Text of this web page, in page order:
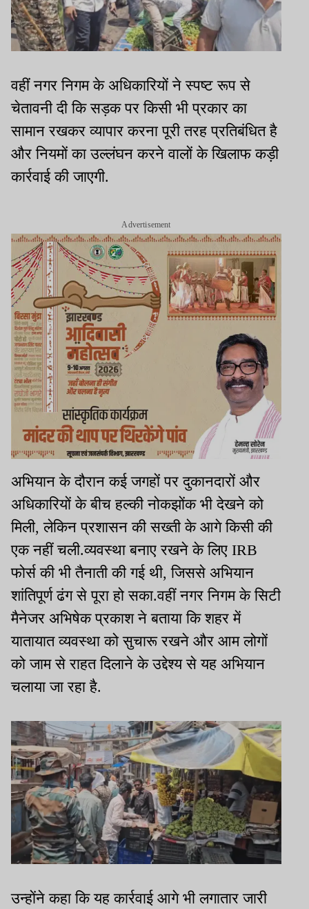
वहीं नगर निगम के अधिकारियों ने स्पष्ट रूप से
चेतावनी दी कि सड़क पर किसी भी प्रकार का
सामान रखकर व्यापार करना पूरी तरह प्रतिबंधित है
और नियमों का उल्लंघन करने वालों के खिलाफ कड़ी
कार्रवाई की जाएगी.
Advertisement
अभियान के दौरान कई जगहों पर दुकानदारों और
अधिकारियों के बीच हल्की नोकझोंक भी देखने को
मिली, लेकिन प्रशासन की सख्ती के आगे किसी की
एक नहीं चली.व्यवस्था बनाए रखने के लिए IRB
फोर्स की भी तैनाती की गई थी, जिससे अभियान
शांतिपूर्ण ढंग से पूरा हो सका.वहीं नगर निगम के सिटी
मैनेजर अभिषेक प्रकाश ने बताया कि शहर में
यातायात व्यवस्था को सुचारू रखने और आम लोगों
को जाम से राहत दिलाने के उद्देश्य से यह अभियान
चलाया जा रहा है.
उन्होंने कहा कि यह कार्रवाई आगे भी लगातार जारी